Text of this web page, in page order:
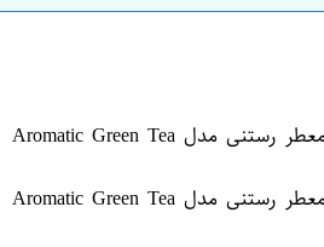
دمنوش گیاهی چای سبز معطر رستنی مدل Aromatic Green Tea
دمنوش گیاهی چای سبز معطر رستنی مدل Aromatic Green Tea